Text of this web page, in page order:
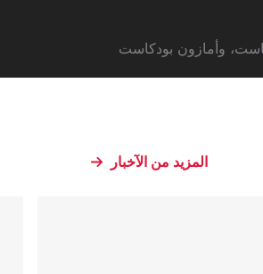
وأمازون بودكاست
المزيد من الآخبار